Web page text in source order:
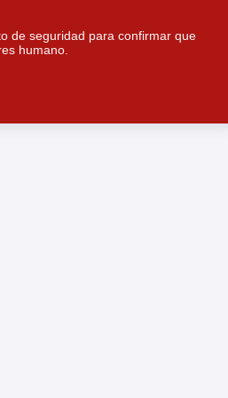
de seguridad para confirmar que
humano.